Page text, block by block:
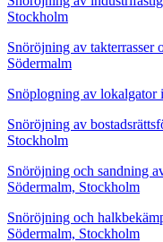
Stockholm
Snöröjning av takterrasser
Södermalm
Snöplogning av lokalgator
Snöröjning av
Stockholm
Snöröjning och sandning
Södermalm, Stockholm
Snöröjning och
Södermalm, Stockholm